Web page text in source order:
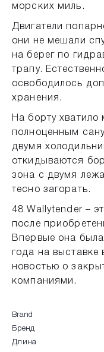
морских миль.
Двигатели
они не мешали
на берег по
трапу.
освободилось
хранения.
На борту
полноценным
двумя
откидываются
зона с двумя
тесно загорать.
48 Wallytender –
после
Впервые она
года на
новостью о
компаниями.
Brand
Бренд
Длина